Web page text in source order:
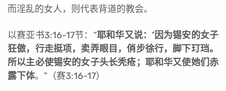
而淫乱的女人，则代表背道的教会。
以赛亚书3:16-17节：“耶和华又说：‘因为锡安的女子
狂傲，行走挺项，卖弄眼目，俏步徐行，脚下玎珰。
所以主必使锡安的女子头长秃疮；耶和华又使她们赤
露下体。”（赛3:16-17）